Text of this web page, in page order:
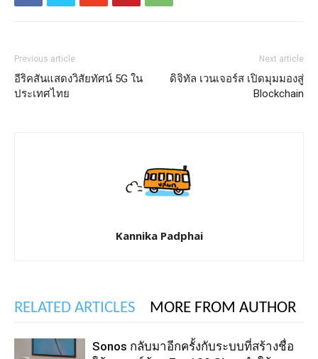
Previous article
อีริคสันแสดงวิสัยทัศน์ 5G ใน
ประเทศไทย
Next article
ดิจิทัล เวนเจอร์ส เปิดมุมมองสู่
Blockchain
Kannika Padphai
RELATED ARTICLES MORE FROM AUTHOR
Sonos กลับมาอีกครั้งกับระบบที่สร้างชื่อ